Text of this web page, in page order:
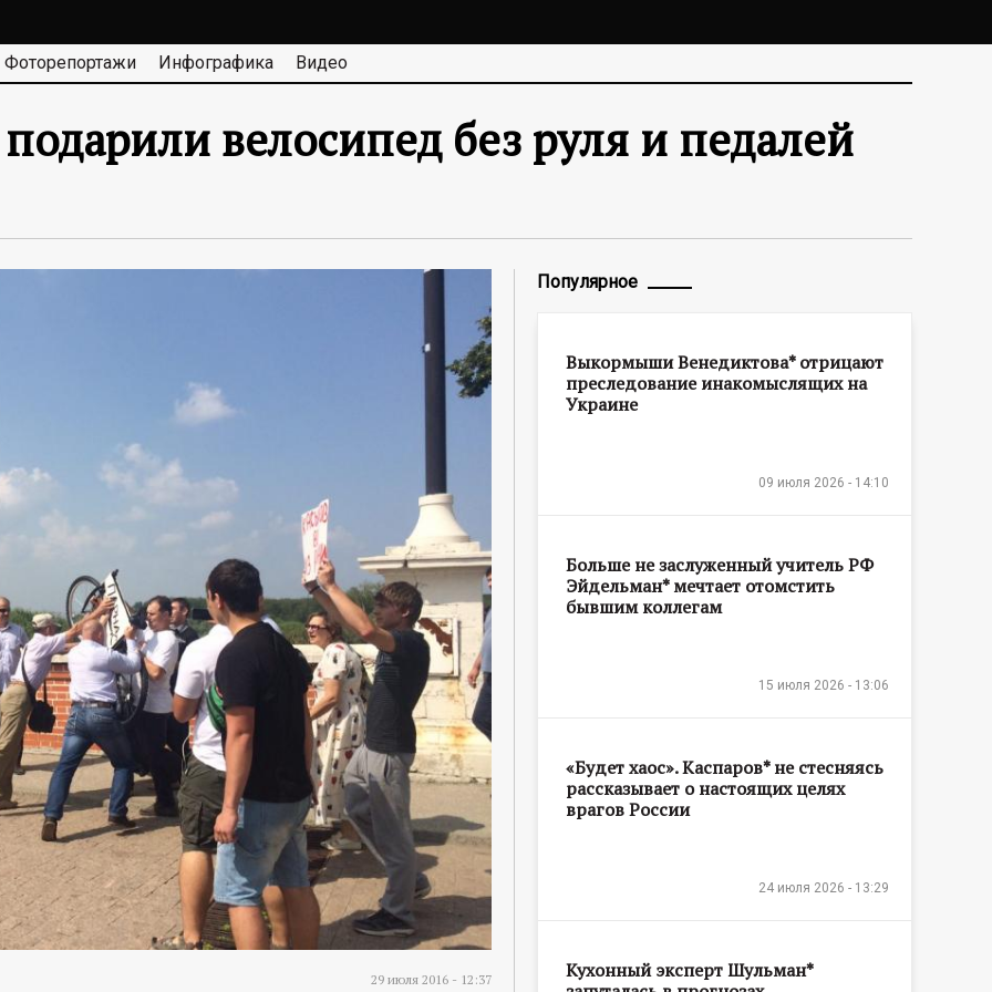
Фоторепортажи Инфографика Видео
велосипед без руля и педалей
29 июля 2016 - 12:37
Популярное
Выкормыши Венедиктова* отрицают
преследование инакомыслящих на
Украине
09 июля 2026 - 14:10
Больше не заслуженный учитель РФ
Эйдельман* мечтает отомстить
бывшим коллегам
15 июля 2026 - 13:06
«Будет хаос». Каспаров* не стесняясь
рассказывает о настоящих целях
врагов России
24 июля 2026 - 13:29
Кухонный эксперт Шульман*